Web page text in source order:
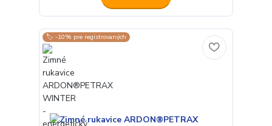
🏷️ -10% pre registrovaných